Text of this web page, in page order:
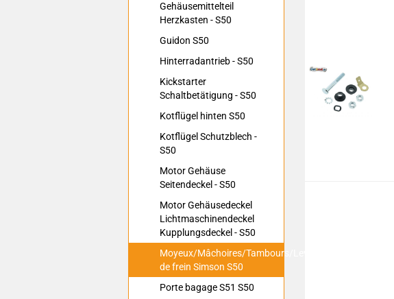
Gehäusemittelteil
Herzkasten - S50
Guidon S50
Hinterradantrieb - S50
Kickstarter
Schaltbetätigung - S50
Kotflügel hinten S50
Kotflügel Schutzblech -
S50
Motor Gehäuse
Seitendeckel - S50
Motor Gehäusedeckel
Lichtmaschinendeckel
Kupplungsdeckel - S50
Moyeux/Mâchoires/Tambours/Leviers
de frein Simson S50
Porte bagage S51 S50